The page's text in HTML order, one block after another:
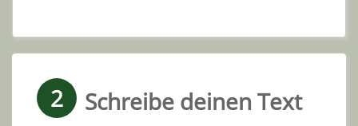
2 Schreibe deinen Text